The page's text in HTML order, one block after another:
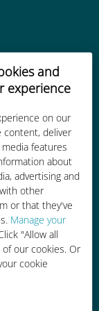
and
experience
on our
content, deliver
features
about
advertising and
other
or that they've
Manage your
"Allow all
our cookies. Or
cookie
de
los
su